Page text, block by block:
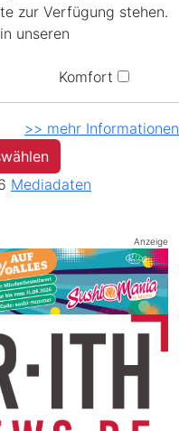
zur Verfügung stehen.
unseren
Komfort
>> mehr Informationen
Mediadaten
Anzeige